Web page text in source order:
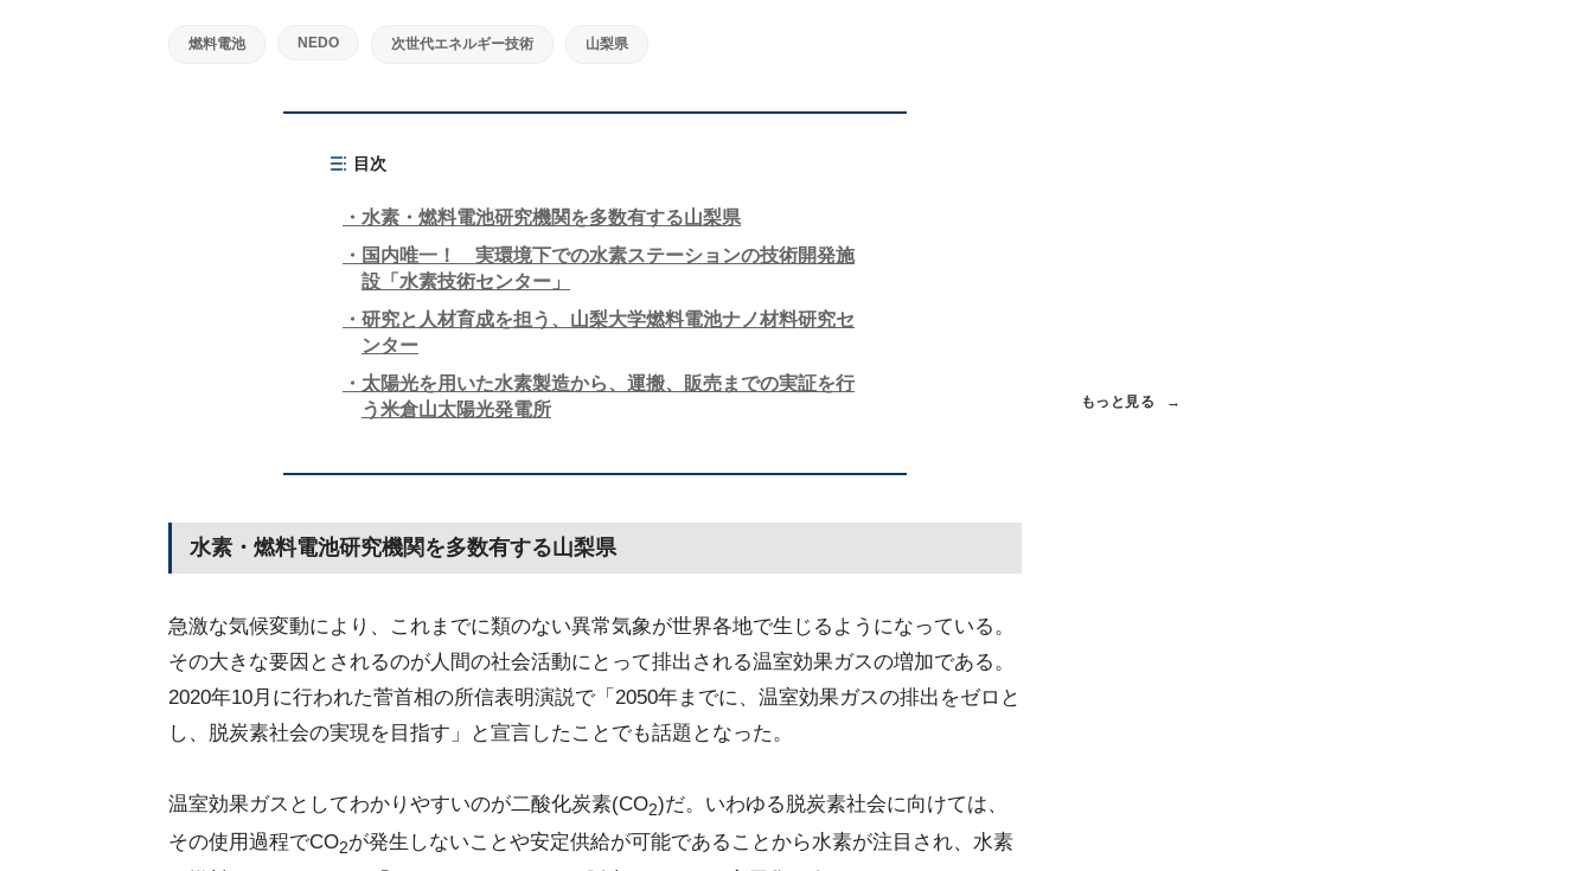
燃料電池 NEDO 次世代エネルギー技術 山梨県
目次
水素・燃料電池研究機関を多数有する山梨県
国内唯一！ 実環境下での水素ステーションの技術開発施
設「水素技術センター」
研究と人材育成を担う、山梨大学燃料電池ナノ材料研究セ
ンター
太陽光を用いた水素製造から、運搬、販売までの実証を行
う米倉山太陽光発電所
水素・燃料電池研究機関を多数有する山梨県
急激な気候変動により、これまでに類のない異常気象が世界各地で生じるようになっている。
その大きな要因とされるのが人間の社会活動にとって排出される温室効果ガスの増加である。
2020年10月に行われた菅首相の所信表明演説で「2050年までに、温室効果ガスの排出をゼロと
し、脱炭素社会の実現を目指す」と宣言したことでも話題となった。
温室効果ガスとしてわかりやすいのが二酸化炭素(CO2)だ。いわゆる脱炭素社会に向けては、
その使用過程でCO2が発生しないことや安定供給が可能であることから水素が注目され、水素
もっと見る